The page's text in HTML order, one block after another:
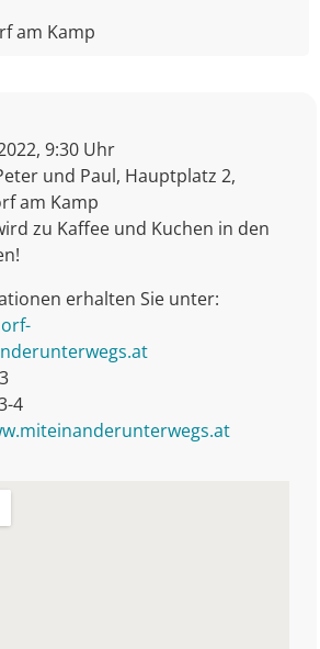
am Kamp
9:30 Uhr
und Paul, Hauptplatz 2,
am Kamp
zu Kaffee und Kuchen in den
erhalten Sie unter:
4